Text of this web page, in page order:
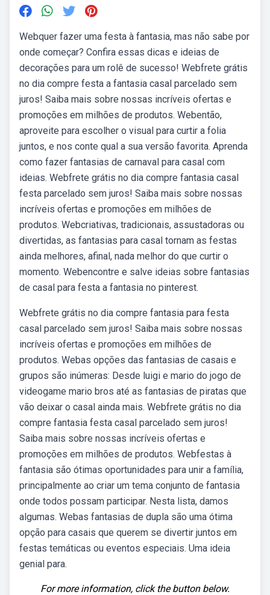
Webquer fazer uma festa à fantasia, mas não sabe por
onde começar? Confira essas dicas e ideias de
decorações para um rolê de sucesso! Webfrete grátis
no dia compre festa a fantasia casal parcelado sem
juros! Saiba mais sobre nossas incríveis ofertas e
promoções em milhões de produtos. Webentão,
aproveite para escolher o visual para curtir a folia
juntos, e nos conte qual a sua versão favorita. Aprenda
como fazer fantasias de carnaval para casal com
ideias. Webfrete grátis no dia compre fantasia casal
festa parcelado sem juros! Saiba mais sobre nossas
incríveis ofertas e promoções em milhões de
produtos. Webcriativas, tradicionais, assustadoras ou
divertidas, as fantasias para casal tornam as festas
ainda melhores, afinal, nada melhor do que curtir o
momento. Webencontre e salve ideias sobre fantasias
de casal para festa a fantasia no pinterest.
Webfrete grátis no dia compre fantasia para festa
casal parcelado sem juros! Saiba mais sobre nossas
incríveis ofertas e promoções em milhões de
produtos. Webas opções das fantasias de casais e
grupos são inúmeras: Desde luigi e mario do jogo de
videogame mario bros até as fantasias de piratas que
vão deixar o casal ainda mais. Webfrete grátis no dia
compre fantasia festa casal parcelado sem juros!
Saiba mais sobre nossas incríveis ofertas e
promoções em milhões de produtos. Webfestas à
fantasia são ótimas oportunidades para unir a família,
principalmente ao criar um tema conjunto de fantasia
onde todos possam participar. Nesta lista, damos
algumas. Webas fantasias de dupla são uma ótima
opção para casais que querem se divertir juntos em
festas temáticas ou eventos especiais. Uma ideia
genial para.
For more information, click the button below.